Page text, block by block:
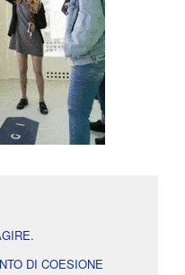
DI COESIONE